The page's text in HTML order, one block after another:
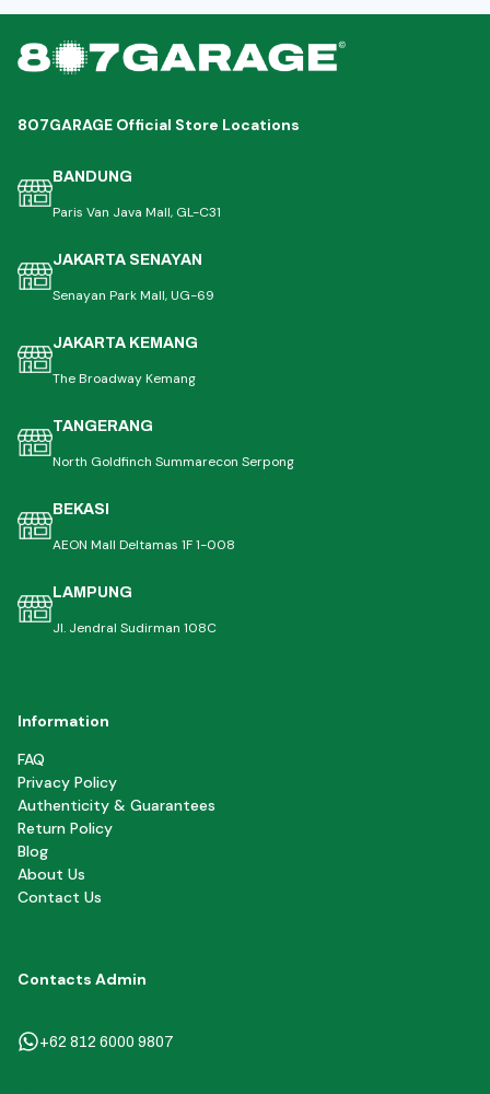
807GARAGE Official Store Locations
BANDUNG
Paris Van Java Mall, GL-C31
JAKARTA SENAYAN
Senayan Park Mall, UG-69
JAKARTA KEMANG
The Broadway Kemang
TANGERANG
North Goldfinch Summarecon Serpong
BEKASI
AEON Mall Deltamas 1F 1-008
LAMPUNG
Jl. Jendral Sudirman 108C
Information
FAQ
Privacy Policy
Authenticity & Guarantees
Return Policy
Blog
About Us
Contact Us
Contacts Admin
+62 812 6000 9807